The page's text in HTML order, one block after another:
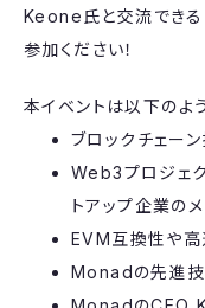
​Keone氏と交流できる
参加ください！
本イベントは以下のよ
ブロックチェー
Web3プロジェ
トアップ企業の
EVM互換性や
Monadの先進技